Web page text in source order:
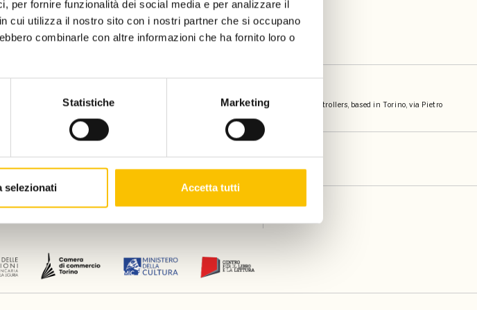
per fornire funzionalità dei social media e per analizzare il
cui utilizza il nostro sito con i nostri partner che si occupano
combinarle con altre informazioni che ha fornito loro o
Statistiche Marketing
selezionati Accetta tutti
to 8pm;
Città del Libro (c.f. 97841070010) and Salone Libro s.r.l. (p.iva 12057500014) joint controllers, based in Torino, via Pietro